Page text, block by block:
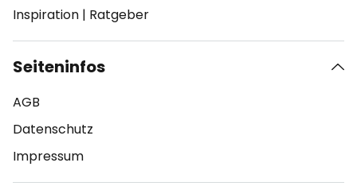
Inspiration | Ratgeber
Seiteninfos
AGB
Datenschutz
Impressum